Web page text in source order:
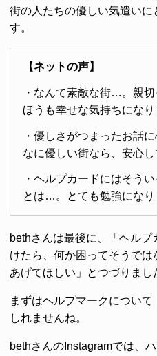
街の人たちの優しい気遣いに
す。
【ネットの声】
・なんて素敵な街…。親
ほうも幸せな気持ちになり
・優しさがつまったお話
なに優しい街なら、安心
・ヘルプカードにはそう
とは…。とても勉強になり
bethさんは最後に、「ヘル
けたら、何か困ってそうで
あげてほしい」とつづりまし
まずはヘルプマークについ
しれませんね。
bethさんのInstagramでは、